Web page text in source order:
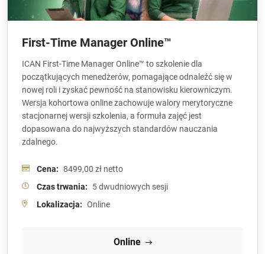
First-Time Manager Online™
ICAN First-Time Manager Online™ to szkolenie dla
początkujących menedżerów, pomagające odnaleźć się w
nowej roli i zyskać pewność na stanowisku kierowniczym.
Wersja kohortowa online zachowuje walory merytoryczne
stacjonarnej wersji szkolenia, a formuła zajęć jest
dopasowana do najwyższych standardów nauczania
zdalnego.
Cena: 8499,00 zł netto
Czas trwania:
5 dwudniowych sesji
Lokalizacja: Online
Online